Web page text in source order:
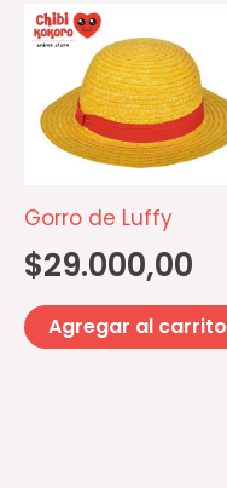
Gorro de Luffy
$29.000,00
Agregar al carrito